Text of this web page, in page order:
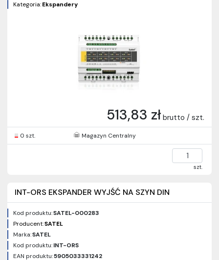
Kategoria:Ekspandery
513,83 zł brutto / szt.
0 szt. Magazyn Centralny
szt.
INT-ORS EKSPANDER WYJŚĆ NA SZYN DIN
Kod produktu:SATEL-000283
Producent:SATEL
Marka:SATEL
Kod produktu:INT-ORS
EAN produktu:5905033331242